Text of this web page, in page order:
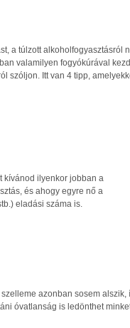
a túlzott alkoholfogyasztásról
valamilyen fogyókúrával
szóljon. Itt van 4 tipp,
kívánod ilyenkor jobban a
és ahogy egyre nő a
eladási száma is.
azonban sosem alszik,
óvatlanság is ledönthet